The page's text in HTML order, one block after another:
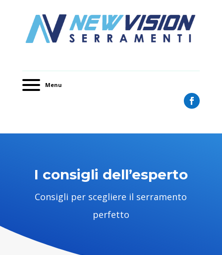
Menu
I consigli dell’esperto
Consigli per scegliere il serramento
perfetto